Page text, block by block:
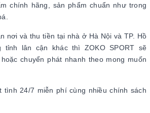
chính hãng, sản phẩm chuẩn như trong
nơi và thu tiền tại nhà ở Hà Nội và TP. Hồ
tỉnh lân cận khác thì ZOKO SPORT sẽ
chuyển phát nhanh theo mong muốn
24/7 miễn phí cùng nhiều chính sách